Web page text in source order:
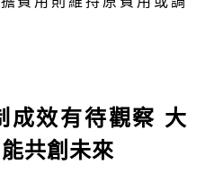
成效有待觀察 大
共創未來